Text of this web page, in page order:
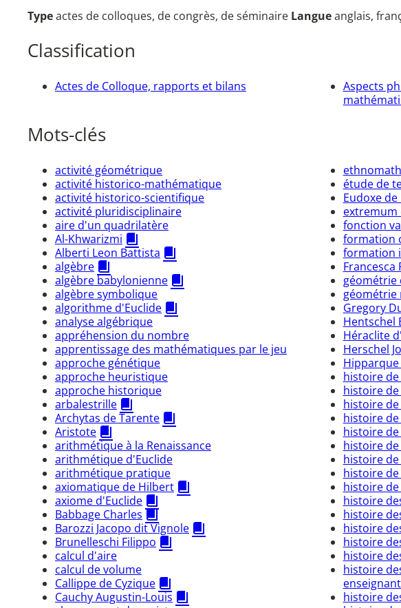
Typeactes de colloques, de congrès, de séminaire Langueanglais,
Classification
Actes de Colloque, rapports et bilans
Aspects
Mots-clés
activité géométrique
activité historico-mathématique
activité historico-scientifique
activité pluridisciplinaire
aire d'un quadrilatère
Al-Khwarizmi
Alberti Leon Battista
algèbre
algèbre babylonienne
algèbre symbolique
algorithme d'Euclide
analyse algébrique
appréhension du nombre
apprentissage des mathématiques par le jeu
approche génétique
approche heuristique
approche historique
arbalestrille
Archytas de Tarente
Aristote
arithmétique à la Renaissance
arithmétique d'Euclide
arithmétique pratique
axiomatique de Hilbert
axiome d'Euclide
Babbage Charles
Barozzi Jacopo dit Vignole
Brunelleschi Filippo
calcul d'aire
calcul de volume
Callippe de Cyzique
Cauchy Augustin-Louis
étude de
Eudoxe de
fonction
formation
formation
Francesca
géométrie
géométrie
Gregory
Hentschel
Héraclite
Herschel
Hipparque
histoire
histoire
histoire
histoire
histoire
histoire
histoire
histoire
histoire
histoire
histoire
histoire
histoire
histoire
histoire
histoire